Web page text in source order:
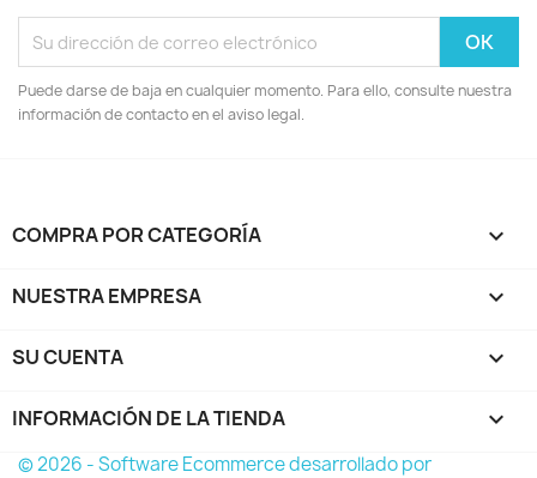
Puede darse de baja en cualquier momento. Para ello, consulte nuestra
información de contacto en el aviso legal.
COMPRA POR CATEGORÍA 
NUESTRA EMPRESA 
SU CUENTA 
INFORMACIÓN DE LA TIENDA keyboard_arrow_down
© 2026 - Software Ecommerce desarrollado por